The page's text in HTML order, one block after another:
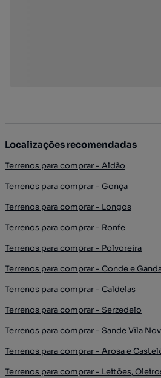
Localizações recomendadas
Terrenos para comprar - Aldão
Terrenos para comprar - Gonça
Terrenos para comprar - Longos
Terrenos para comprar - Ronfe
Terrenos para comprar - Polvoreira
Terrenos para comprar - Conde e
Terrenos para comprar - Caldelas
Terrenos para comprar - Serzedelo
Terrenos para comprar - Sande Vila
Terrenos para comprar - Arosa e
Terrenos para comprar - Leitões,